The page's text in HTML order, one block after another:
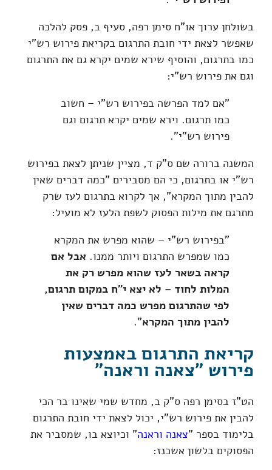
בשולחן ערוך או"ח סימן רפה, סעיף ב, פסק להלכה
שאפשר לצאת ידי חובת התרגום בקריאת פירוש רש"י
כמו בתרגום, והוסיף שירא שמים יקרא גם את התרגום
וגם את פירוש רש"י:
"אם למד הפרשה בפירוש רש"י – חשוב
כמו תרגום. וירא שמים יקרא תרגום וגם
פירוש רש"י".
המשנה ברורה שם ס"ק ד, מציין שניתן לצאת בפירוש
רש"י או בתרגום, כי הם מסבירים "כמה דברים שאין
להבין מתוך המקרא", אך לקרוא בתרגום לעז שרק
מתרגם את מילות הפסוק לשפת הלעז לא מועיל:
"בפירוש רש"י – שהוא מפרש את המקרא
כמו שמפרש התרגום ויותר ממנו. אבל אם
קראה בשאר לעז שהוא מפרש רק את
המלות לחוד – לא יצא י"ח במקום תרגום,
לפי שהתרגום מפרש כמה דברים שאין
להבין מתוך המקרא".
קריאת התרגום באמצעות
פירוש "צאנה וראנה"
הט"ז בסימן רפה ס"ק ב, מחדש שמי שאינו בר הכי
להבין את פירוש רש"י, יכול לצאת ידי חובת התרגום
בלימוד בספר "צאנה וראנה" וכיוצא בו, שמסביר את
הפסוקים בלשון אשכנז: